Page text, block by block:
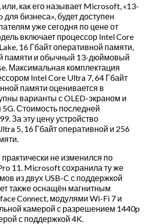
как его называет Microsoft, «13-
бизнеса», будет доступен
уже сегодня по цене от
включает процессор Intel Core
16 Гбайт оперативной памяти,
памяти и обычный 13-дюймовый
Максимальная комплектация
Intel Core Ultra 7, 64 Гбайт
памяти оценивается в
варианты с OLED-экраном и
Стоимость последней
За эту цену устройство
5, 16 Гбайт оперативной и 256
не изменился по
11. Microsoft сохранила ту же
из двух USB-C с поддержкой
также оснащён магнитным
Connect, модулями Wi-Fi 7 и
камерой с разрешением 1440p
с поддержкой 4K.